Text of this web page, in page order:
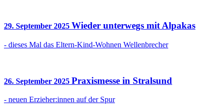
29. September 2025 Wieder unterwegs mit Alpakas
- dieses Mal das Eltern-Kind-Wohnen Wellenbrecher
26. September 2025 Praxismesse in Stralsund
- neuen Erzieher:innen auf der Spur